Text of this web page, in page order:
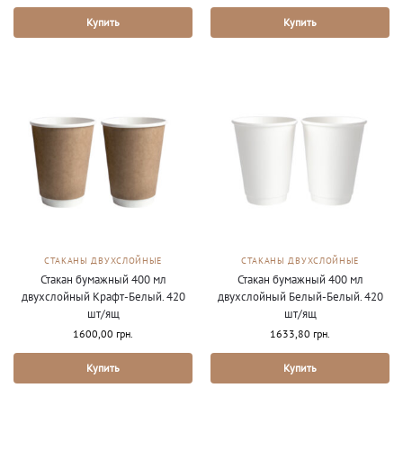
Купить Купить
СТАКАНЫ ДВУХСЛОЙНЫЕ
Стакан бумажный 400 мл
двухслойный Крафт-Белый. 420
шт/ящ
1600,00 грн.
Купить
СТАКАНЫ ДВУХСЛОЙНЫЕ
Стакан бумажный 400 мл
двухслойный Белый-Белый. 420
шт/ящ
1633,80 грн.
Купить